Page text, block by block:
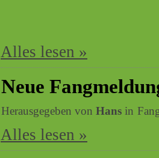
Alles lesen »
Neue
Herausgegeben von Hans in
Alles lesen »